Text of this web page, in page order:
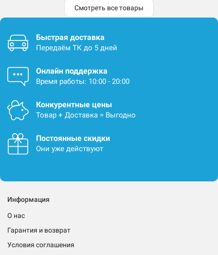
Смотреть все товары
Быстрая доставка
Передаём ТК до 5 дней
Онлайн поддержка
Время работы: 10:00 - 20:00
Конкурентные цены
Товар + Доставка = Выгодно
Постоянные скидки
Они уже действуют
Информация
О нас
Гарантия и возврат
Условия соглашения